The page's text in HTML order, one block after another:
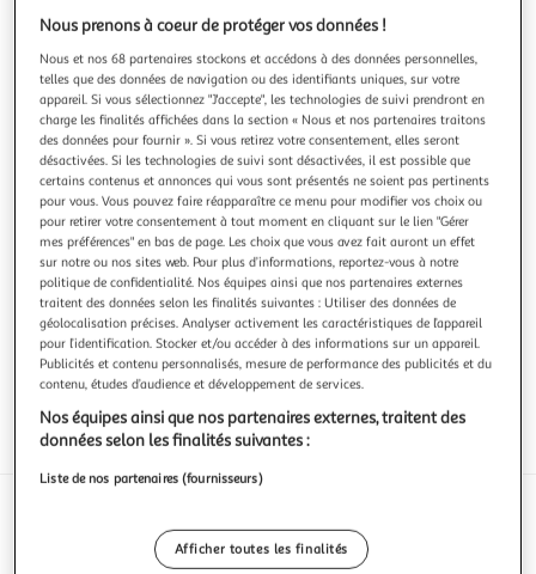
4.0 (1)
AUCHAN MIEUX VIVRE
Couches bébé écologiques taille 3 (4-9kg)
34 couches
Vous voulez connaître le prix de ce produit ?
Afficher le prix
Éco-Label
Nous prenons à coeur de protéger vos données !
Nous et nos 68 partenaires stockons et accédons à des données personnelles,
telles que des données de navigation ou des identifiants uniques, sur votre
appareil. Si vous sélectionnez "J'accepte", les technologies de suivi prendront en
charge les finalités affichées dans la section « Nous et nos partenaires traitons
des données pour fournir ». Si vous retirez votre consentement, elles seront
désactivées. Si les technologies de suivi sont désactivées, il est possible que
certains contenus et annonces qui vous sont présentés ne soient pas pertinents
pour vous. Vous pouvez faire réapparaître ce menu pour modifier vos choix ou
pour retirer votre consentement à tout moment en cliquant sur le lien "Gérer
mes préférences" en bas de page. Les choix que vous avez fait auront un effet
sur notre ou nos sites web. Pour plus d’informations, reportez-vous à notre
politique de confidentialité. Nos équipes ainsi que nos partenaires externes
traitent des données selon les finalités suivantes : Utiliser des données de
géolocalisation précises. Analyser activement les caractéristiques de l’appareil
pour l’identification. Stocker et/ou accéder à des informations sur un appareil.
Publicités et contenu personnalisés, mesure de performance des publicités et du
contenu, études d’audience et développement de services.
Nos équipes ainsi que nos partenaires externes, traitent des
données selon les finalités suivantes :
Liste de nos partenaires (fournisseurs)
Afficher toutes les finalités